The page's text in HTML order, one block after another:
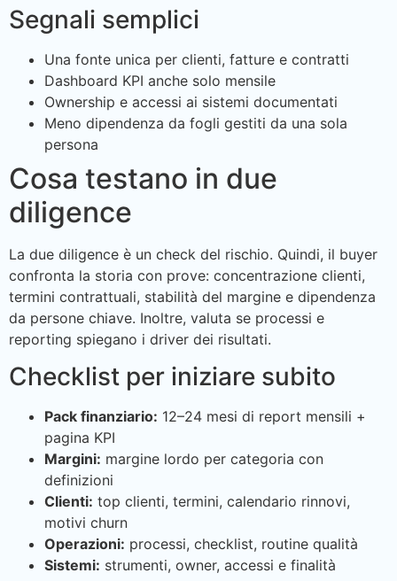
Segnali semplici
Una fonte unica per clienti, fatture e contratti
Dashboard KPI anche solo mensile
Ownership e accessi ai sistemi documentati
Meno dipendenza da fogli gestiti da una sola
persona
Cosa testano in due
diligence
La due diligence è un check del rischio. Quindi, il buyer
confronta la storia con prove: concentrazione clienti,
termini contrattuali, stabilità del margine e dipendenza
da persone chiave. Inoltre, valuta se processi e
reporting spiegano i driver dei risultati.
Checklist per iniziare subito
Pack finanziario: 12–24 mesi di report mensili +
pagina KPI
Margini: margine lordo per categoria con
definizioni
Clienti: top clienti, termini, calendario rinnovi,
motivi churn
Operazioni: processi, checklist, routine qualità
Sistemi: strumenti, owner, accessi e finalità